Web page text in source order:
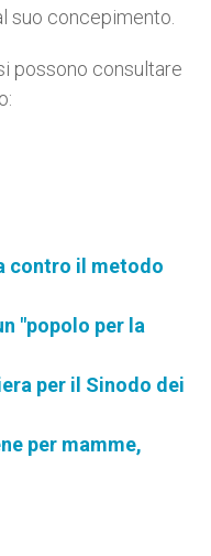
suo concepimento.
possono consultare
contro il metodo
"popolo per la
per il Sinodo dei
per mamme,